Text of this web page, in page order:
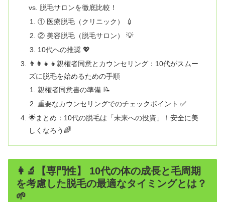
vs. 脱毛サロンを徹底比較！
① 医療脱毛（クリニック） 💉
② 美容脱毛（脱毛サロン） 💡
10代への推奨 💖
👨‍👩‍👧‍👦親権者同意とカウンセリング：10代がスムー
ズに脱毛を始めるための手順
親権者同意書の準備 📝
重要なカウンセリングでのチェックポイント ✅
🌟まとめ：10代の脱毛は「未来への投資」！安全に美
しくなろう🌈
👩‍🔬【専門性】 10代の体の成長と毛周期
を考慮した脱毛の最適なタイミングとは？
🌱